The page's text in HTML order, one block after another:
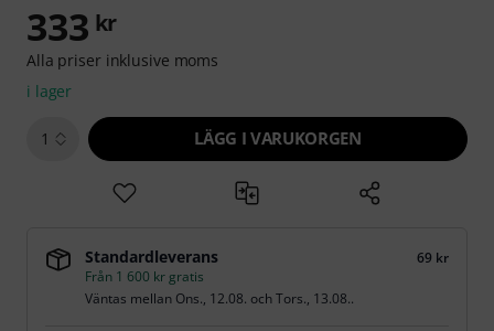
333 kr
Alla priser inklusive moms
i lager
1 LÄGG I VARUKORGEN
Standardleverans
69 kr
Från 1 600 kr gratis
Väntas mellan Ons., 12.08. ochTors., 13.08..